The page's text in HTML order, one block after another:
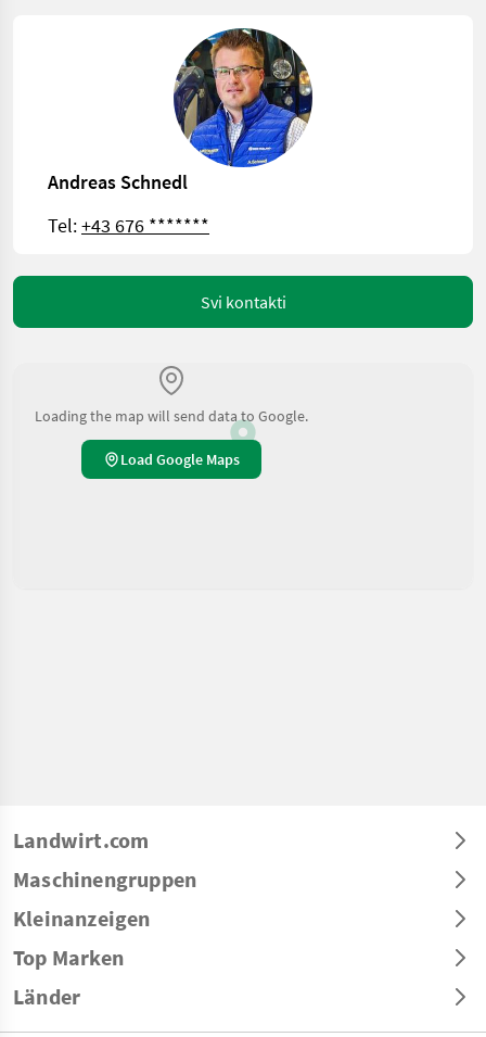
Andreas Schnedl
Tel:+43 676 *******
Svi kontakti
Loading the map will send data to Google.
Load Google Maps
Landwirt.com
Maschinengruppen
Kleinanzeigen
Top Marken
Länder